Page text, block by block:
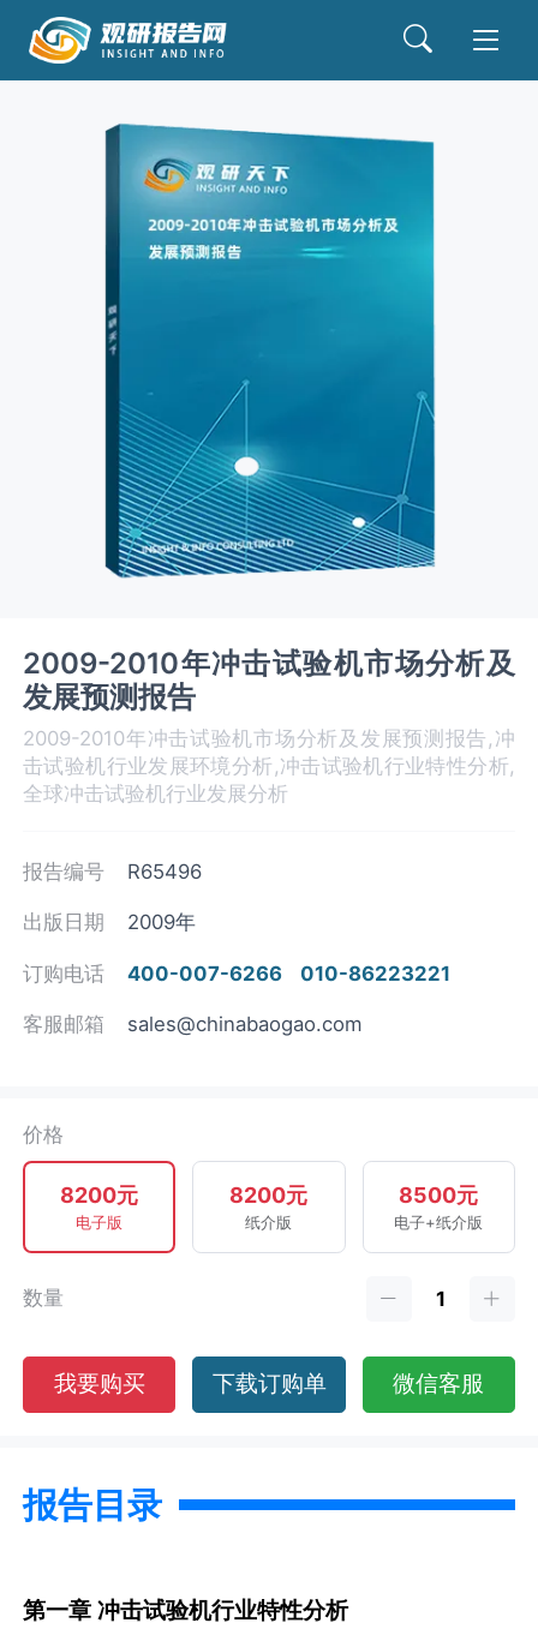
2009-2010年冲击试验机市场分析及
发展预测报告
2009-2010年冲击试验机市场分析及发展预测报告,冲
击试验机行业发展环境分析,冲击试验机行业特性分析,
全球冲击试验机行业发展分析
报告编号 R65496
出版日期 2009年
订购电话 400-007-6266 010-86223221
客服邮箱 sales@chinabaogao.com
价格
8200元
电子版
8200元
纸介版
8500元
电子+纸介版
数量
我要购买 下载订购单 微信客服
报告目录
第一章冲击试验机行业特性分析